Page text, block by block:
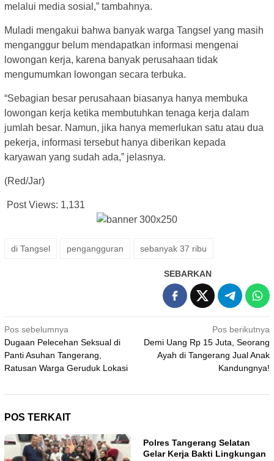
melalui media sosial,” tambahnya.
Muladi mengakui bahwa banyak warga Tangsel yang masih
menganggur belum mendapatkan informasi mengenai
lowongan kerja, karena banyak perusahaan tidak
mengumumkan lowongan secara terbuka.
“Sebagian besar perusahaan biasanya hanya membuka
lowongan kerja ketika membutuhkan tenaga kerja dalam
jumlah besar. Namun, jika hanya memerlukan satu atau dua
pekerja, informasi tersebut hanya diberikan kepada
karyawan yang sudah ada,” jelasnya.
(Red/Jar)
Post Views: 1,131
di Tangsel pengangguran sebanyak 37 ribu
SEBARKAN
Navigasi
pos
Pos sebelumnya
Dugaan Pelecehan Seksual di
Panti Asuhan Tangerang,
Ratusan Warga Geruduk Lokasi
Pos berikutnya
Demi Uang Rp 15 Juta, Seorang
Ayah di Tangerang Jual Anak
Kandungnya!
POS TERKAIT
Polres Tangerang Selatan
Gelar Kerja Bakti Lingkungan